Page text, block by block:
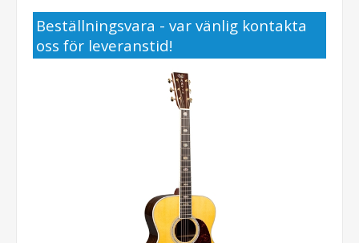
Beställningsvara - var vänlig kontakta
oss för leveranstid!